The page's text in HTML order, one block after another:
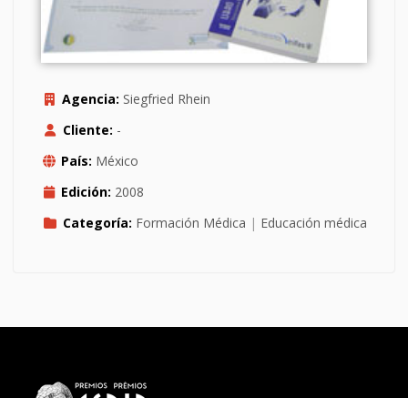
Agencia: Siegfried Rhein
Cliente: -
País: México
Edición: 2008
Categoría: Formación Médica | Educación médica